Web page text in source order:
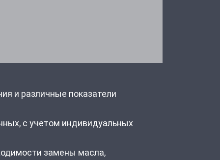
и различные показатели
с учетом индивидуальных
замены масла,